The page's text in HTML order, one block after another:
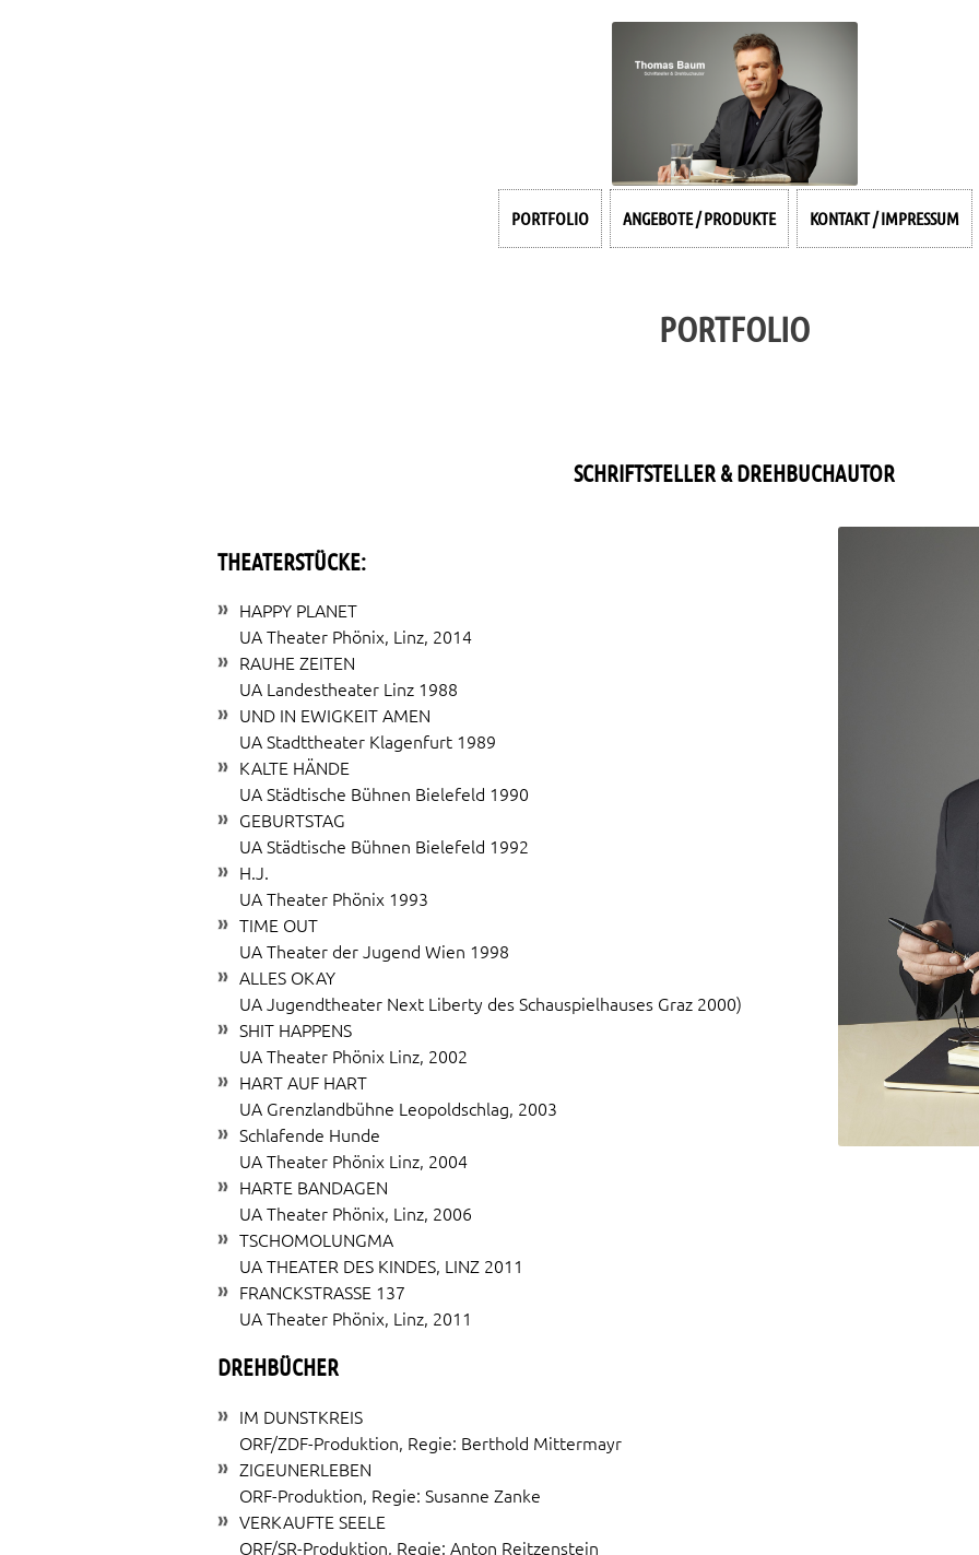
PORTFOLIO ANGEBOTE / PRODUKTE KONTAKT / IMPRESSUM
PORTFOLIO
SCHRIFTSTELLER & DREHBUCHAUTOR
THEATERSTÜCKE:
HAPPY PLANET
UA Theater Phönix, Linz, 2014
RAUHE ZEITEN
UA Landestheater Linz 1988
UND IN EWIGKEIT AMEN
UA Stadttheater Klagenfurt 1989
KALTE HÄNDE
UA Städtische Bühnen Bielefeld 1990
GEBURTSTAG
UA Städtische Bühnen Bielefeld 1992
H.J.
UA Theater Phönix 1993
TIME OUT
UA Theater der Jugend Wien 1998
ALLES OKAY
UA Jugendtheater Next Liberty des Schauspielhauses Graz 2000)
SHIT HAPPENS
UA Theater Phönix Linz, 2002
HART AUF HART
UA Grenzlandbühne Leopoldschlag, 2003
Schlafende Hunde
UA Theater Phönix Linz, 2004
HARTE BANDAGEN
UA Theater Phönix, Linz, 2006
TSCHOMOLUNGMA
UA THEATER DES KINDES, LINZ 2011
FRANCKSTRASSE 137
UA Theater Phönix, Linz, 2011
DREHBÜCHER
IM DUNSTKREIS
ORF/ZDF-Produktion, Regie: Berthold Mittermayr
ZIGEUNERLEBEN
ORF-Produktion, Regie: Susanne Zanke
VERKAUFTE SEELE
ORF/SR-Produktion, Regie: Anton Reitzenstein